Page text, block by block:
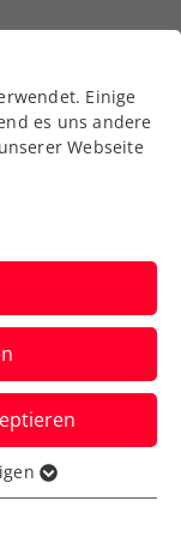
beim
ein
Einige
es uns andere
Webseite